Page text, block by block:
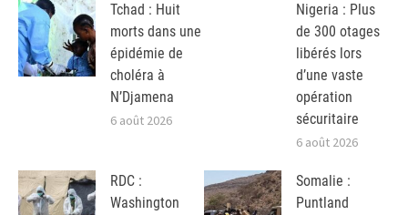
Tchad : Huit
morts dans une
épidémie de
choléra à
N’Djamena
6 août 2026
Nigeria : Plus
de 300 otages
libérés lors
d’une vaste
opération
sécuritaire
6 août 2026
RDC :
Washington
Somalie :
Puntland